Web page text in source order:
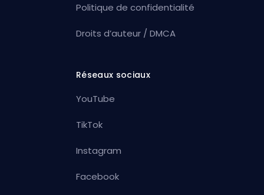
Politique de confidentialité
Droits d’auteur / DMCA
Réseaux sociaux
YouTube
TikTok
Instagram
Facebook